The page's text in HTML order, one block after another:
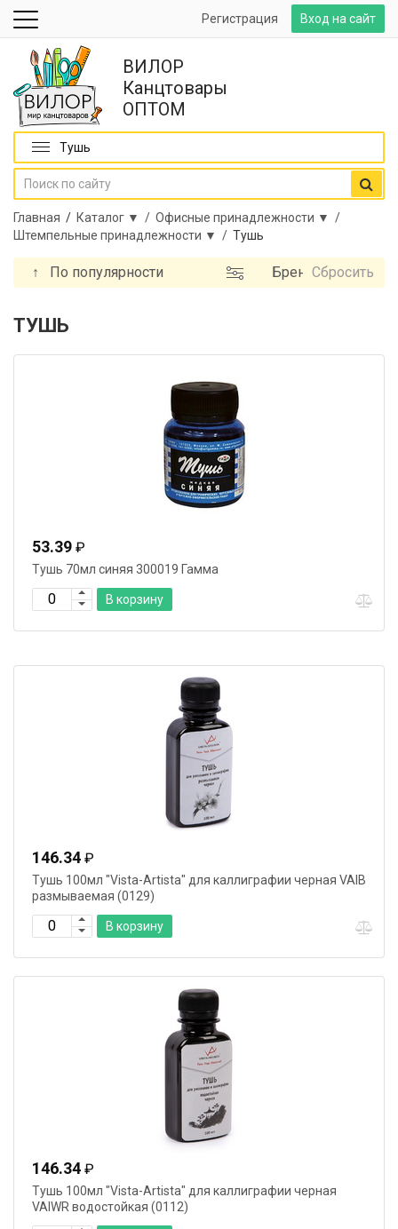
Вход на сайт
Регистрация
ВИЛОР
Канцтовары
ОПТОМ
Тушь
Главная / Каталог ▼ / Офисные принадлежности ▼ /
Штемпельные принадлежности ▼ / Тушь
↑ По популярности БрендСбросить
ТУШЬ
53.39 ₽
Тушь 70мл синяя 300019 Гамма
В корзину
146.34 ₽
Тушь 100мл "Vista-Artista" для каллиграфии черная VAIB
размываемая (0129)
В корзину
146.34 ₽
Тушь 100мл "Vista-Artista" для каллиграфии черная
VAIWR водостойкая (0112)